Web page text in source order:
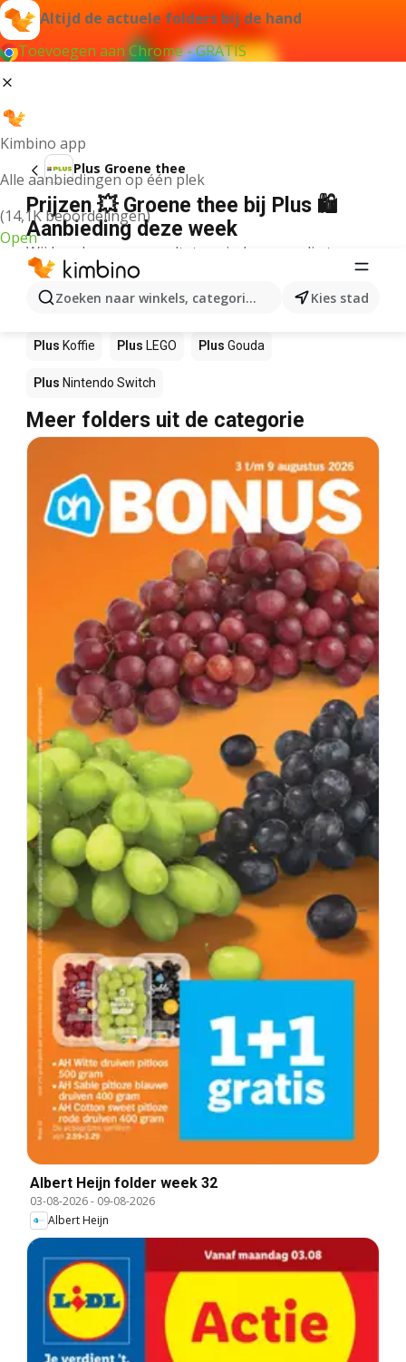
Altijd de actuele folders bij de hand
Toevoegen aan Chrome - GRATIS
Kimbino app
Alle aanbiedingen op één plek
(14,1K beoordelingen)
Open
Zoeken naar winkels, categorieën, producten...
Kies stad
Plus Groene thee
Prijzen 💥 Groene thee bij Plus 🛍️
Aanbieding deze week
Wij konden geen resultaten vinden voor die term.
Andere producten in winkels Plus
Plus Sushi PlusMango
Plus Koffie Plus LEGO Plus Gouda
Plus Nintendo Switch
Meer folders uit de categorie
Albert Heijn folder week 32
03-08-2026- 09-08-2026
Albert Heijn